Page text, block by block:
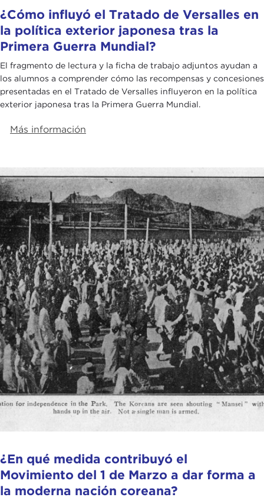
¿Cómo influyó el Tratado de Versalles en
la política exterior japonesa tras la
Primera Guerra Mundial?
El fragmento de lectura y la ficha de trabajo adjuntos ayudan a
los alumnos a comprender cómo las recompensas y concesiones
presentadas en el Tratado de Versalles influyeron en la política
exterior japonesa tras la Primera Guerra Mundial.
Más información
¿En qué medida contribuyó el
Movimiento del 1 de Marzo a dar forma a
la moderna nación coreana?